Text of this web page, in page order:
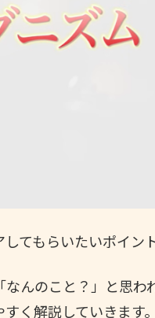
てもらいたいポイン
んのこと？」と思わ
く解説していきます。